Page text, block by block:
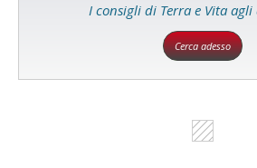
I consigli di Terra e Vita
Cerca adesso